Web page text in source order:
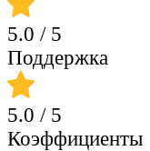
5.0 / 5
Поддержка
5.0 / 5
Коэффициенты